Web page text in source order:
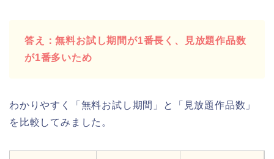
答え：無料お試し期間が1番長く、見放題作品数
が1番多いため
わかりやすく「無料お試し期間」と「見放題作品数」
を比較してみました。